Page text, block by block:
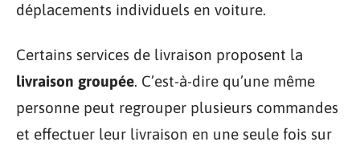
déplacements individuels en voiture.
Certains services de livraison proposent la
livraison groupée. C’est-à-dire qu’une même
personne peut regrouper plusieurs commandes
et effectuer leur livraison en une seule fois sur